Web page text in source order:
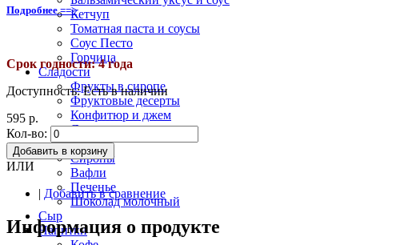
Кетчуп
Томатная паста и соусы
Соус Песто
Горчица
Cладости
Фрукты в сиропе
Фруктовые десерты
Конфитюр и джем
Лукум
Халва
Сиропы
Вафли
Печенье
Шоколад молочный
Сыр
Напитки
Подробнее ==>
Срок годности: 4 года
Доступность:Есть в наличии
595 р.
Кол-во:
Добавить в корзину
ИЛИ
| Добавить в сравнение
Информация о продукте